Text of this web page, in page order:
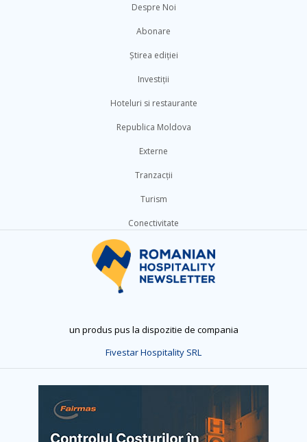
Despre Noi
Abonare
Știrea ediției
Investiții
Hoteluri si restaurante
Republica Moldova
Externe
Tranzacții
Turism
Conectivitate
un produs pus la dispozitie de compania
Fivestar Hospitality SRL